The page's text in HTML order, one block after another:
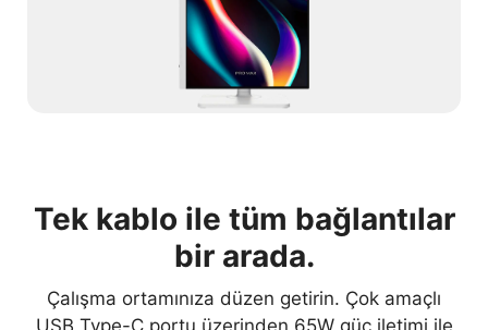
Tek kablo ile tüm bağlantılar
bir arada.
Çalışma ortamınıza düzen getirin. Çok amaçlı
USB Type-C portu üzerinden 65W güç iletimi ile